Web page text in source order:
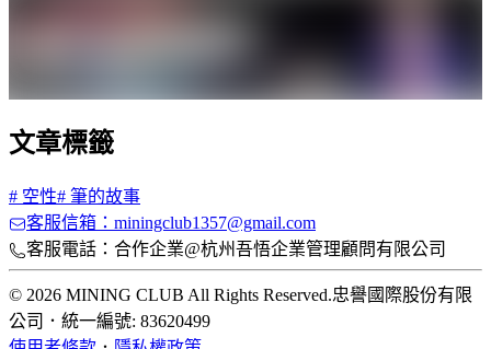
文章標籤
# 空性# 筆的故事
客服信箱：miningclub1357@gmail.com
客服電話：合作企業@杭州吾悟企業管理顧問有限公司
© 2026 MINING CLUB All Rights Reserved.忠譽國際股份有限
公司 ． 統一編號: 83620499